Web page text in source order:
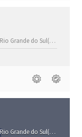
Rio Grande do Sul(RS)
Rio Grande do Sul(RS)